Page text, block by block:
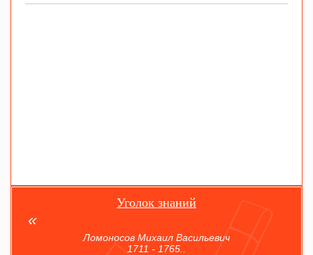
Уголок знаний
Ломоносов Михаил Васильевич
1711 - 1765..